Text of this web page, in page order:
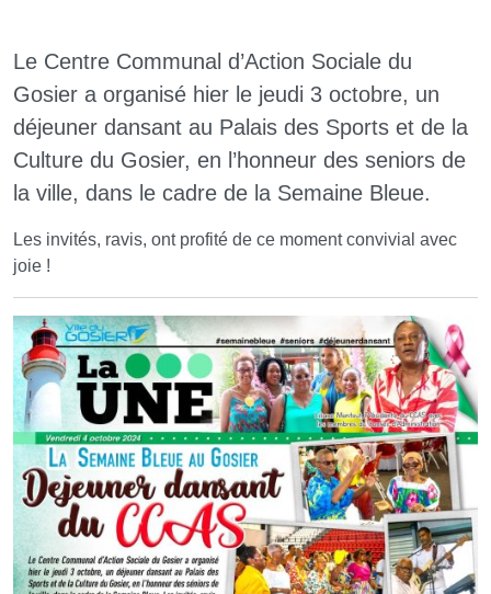
Le Centre Communal d’Action Sociale du
Gosier a organisé hier le jeudi 3 octobre, un
déjeuner dansant au Palais des Sports et de la
Culture du Gosier, en l’honneur des seniors de
la ville, dans le cadre de la Semaine Bleue.
Les invités, ravis, ont profité de ce moment convivial avec
joie !